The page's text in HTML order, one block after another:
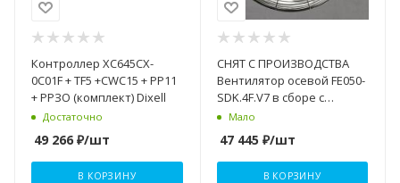
Контроллер XC645CX-
0C01F + TF5 +CWC15 + РР11
+ РРЗО (комплект) Dixell
Достаточно
49 266 ₽/шт
В КОРЗИНУ
СНЯТ С ПРОИЗВОДСТВА
Вентилятор осевой FE050-
SDK.4F.V7 в сборе с
крыльчат. ZIEHL-ABEGG
Мало
47 445 ₽/шт
В КОРЗИНУ